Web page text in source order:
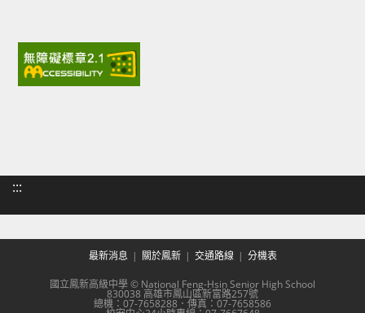
:::
最新消息 關於鳳新 交通路線 分機表
國立鳳新高級中學 © National Feng-Hsin Senior High School
830038 高雄市鳳山區新富路257號
總機：07-7658288．傳真：07-7658586